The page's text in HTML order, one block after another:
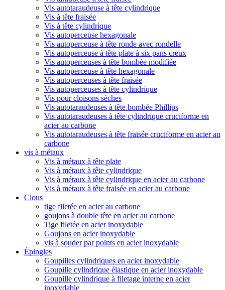
Vis autotaraudeuse à tête cylindrique
Vis à tête fraisée
Vis à tête cylindrique
Vis autoperceuse hexagonale
Vis autoperceuse à tête ronde avec rondelle
Vis autoperceuse à tête plate à six pans creux
Vis autoperceuses à tête bombée modifiée
Vis autoperceuse à tête hexagonale
Vis autoperceuses à tête fraisée
Vis autoperceuses à tête cylindrique
Vis pour cloisons sèches
Vis autotaraudeuses à tête bombée Phillips
Vis autotaraudeuses à tête cylindrique cruciforme en
acier au carbone
Vis autotaraudeuses à tête fraisée cruciforme en acier au
carbone
vis à métaux
Vis à métaux à tête plate
Vis à métaux à tête cylindrique
Vis à métaux à tête cylindrique en acier au carbone
Vis à métaux à tête fraisée en acier au carbone
Clous
tige filetée en acier au carbone
goujons à double tête en acier au carbone
Tige filetée en acier inoxydable
Goujons en acier inoxydable
vis à souder par points en acier inoxydable
Épingles
Goupilles cylindriques en acier inoxydable
Goupille cylindrique élastique en acier inoxydable
Goupille cylindrique à filetage interne en acier
inoxydable